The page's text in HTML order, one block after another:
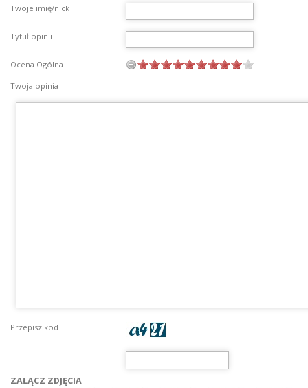
Twoje imię/nick
Tytuł opinii
Ocena Ogólna
Twoja opinia
Przepisz kod
ZAŁĄCZ ZDJĘCIA